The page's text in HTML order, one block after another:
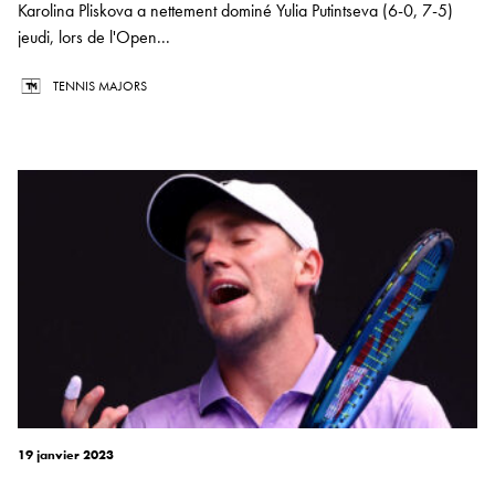
Karolina Pliskova a nettement dominé Yulia Putintseva (6-0, 7-5)
jeudi, lors de l'Open...
TENNIS MAJORS
19 janvier 2023